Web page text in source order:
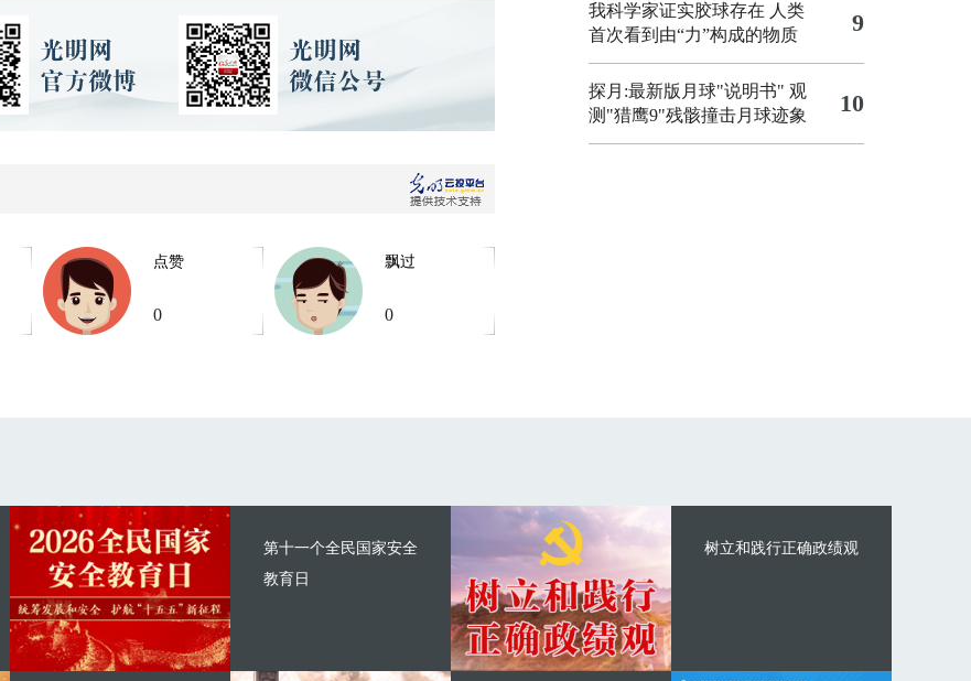
点赞
0
飘过
0
我科学家证实胶球存在 人类
首次看到由“力”构成的物质
9
探月:最新版月球"说明书" 观
测"猎鹰9"残骸撞击月球迹象
10
第十一个全民国家安全
教育日
树立和践行正确政绩观